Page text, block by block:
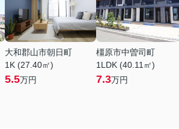
大和郡山市朝日町
1K (27.40㎡)
5.5万円
橿原市中曽司町
1LDK (40.11㎡)
7.3万円